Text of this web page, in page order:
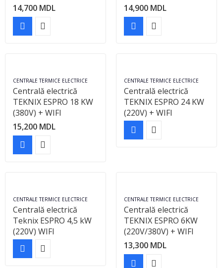
14,700 MDL
14,900 MDL
CENTRALE TERMICE ELECTRICE
Centrală electrică
TEKNIX ESPRO 18 KW
(380V) + WIFI
15,200 MDL
CENTRALE TERMICE ELECTRICE
Centrală electrică
TEKNIX ESPRO 24 KW
(220V) + WIFI
CENTRALE TERMICE ELECTRICE
Centrală electrică
Teknix ESPRO 4,5 kW
(220V) WIFI
CENTRALE TERMICE ELECTRICE
Centrală electrică
TEKNIX ESPRO 6KW
(220V/380V) + WIFI
13,300 MDL